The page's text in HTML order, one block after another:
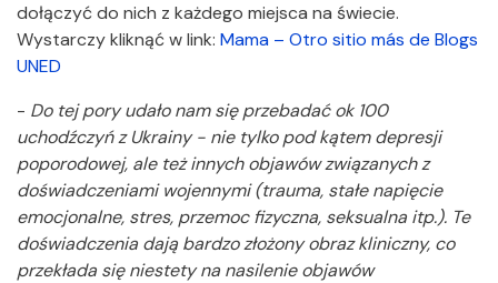
dołączyć do nich z każdego miejsca na świecie.
Wystarczy kliknąć w link: Mama – Otro sitio más de Blogs
UNED
- Do tej pory udało nam się przebadać ok 100
uchodźczyń z Ukrainy - nie tylko pod kątem depresji
poporodowej, ale też innych objawów związanych z
doświadczeniami wojennymi (trauma, stałe napięcie
emocjonalne, stres, przemoc fizyczna, seksualna itp.). Te
doświadczenia dają bardzo złożony obraz kliniczny, co
przekłada się niestety na nasilenie objawów